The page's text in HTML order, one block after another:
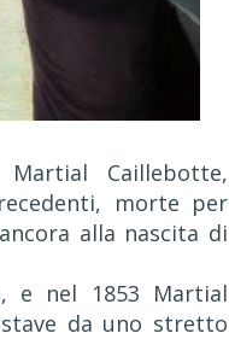
Caillebotte,
morte per
alla nascita di
e nel 1853 Martial
da uno stretto